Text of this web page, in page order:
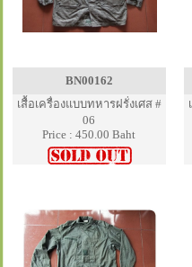
BN00162
เสื้อเครื่องแบบทหารฝรั่งเศส #
06
Price : 450.00 Baht